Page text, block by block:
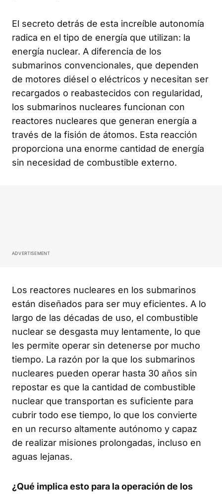
El secreto detrás de esta increíble autonomía
radica en el tipo de energía que utilizan: la
energía nuclear. A diferencia de los
submarinos convencionales, que dependen
de motores diésel o eléctricos y necesitan ser
recargados o reabastecidos con regularidad,
los submarinos nucleares funcionan con
reactores nucleares que generan energía a
través de la fisión de átomos. Esta reacción
proporciona una enorme cantidad de energía
sin necesidad de combustible externo.
ADVERTISEMENT
Los reactores nucleares en los submarinos
están diseñados para ser muy eficientes. A lo
largo de las décadas de uso, el combustible
nuclear se desgasta muy lentamente, lo que
les permite operar sin detenerse por mucho
tiempo. La razón por la que los submarinos
nucleares pueden operar hasta 30 años sin
repostar es que la cantidad de combustible
nuclear que transportan es suficiente para
cubrir todo ese tiempo, lo que los convierte
en un recurso altamente autónomo y capaz
de realizar misiones prolongadas, incluso en
aguas lejanas.
¿Qué implica esto para la operación de los